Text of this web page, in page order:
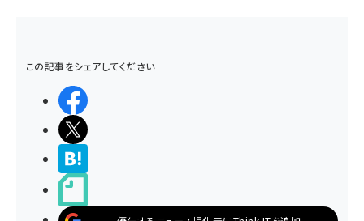
この記事をシェアしてください